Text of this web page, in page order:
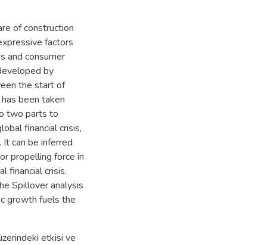
of construction
factors
and consumer
by
the start of
been taken
two parts to
financial crisis,
can be inferred
propelling force in
financial crisis.
Spillover analysis
growth fuels the
etkisi ve